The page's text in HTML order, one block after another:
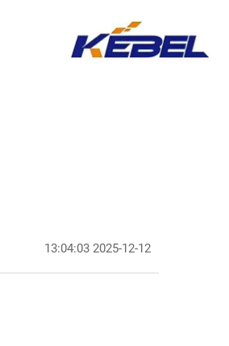
2025-12-12 13:04:03